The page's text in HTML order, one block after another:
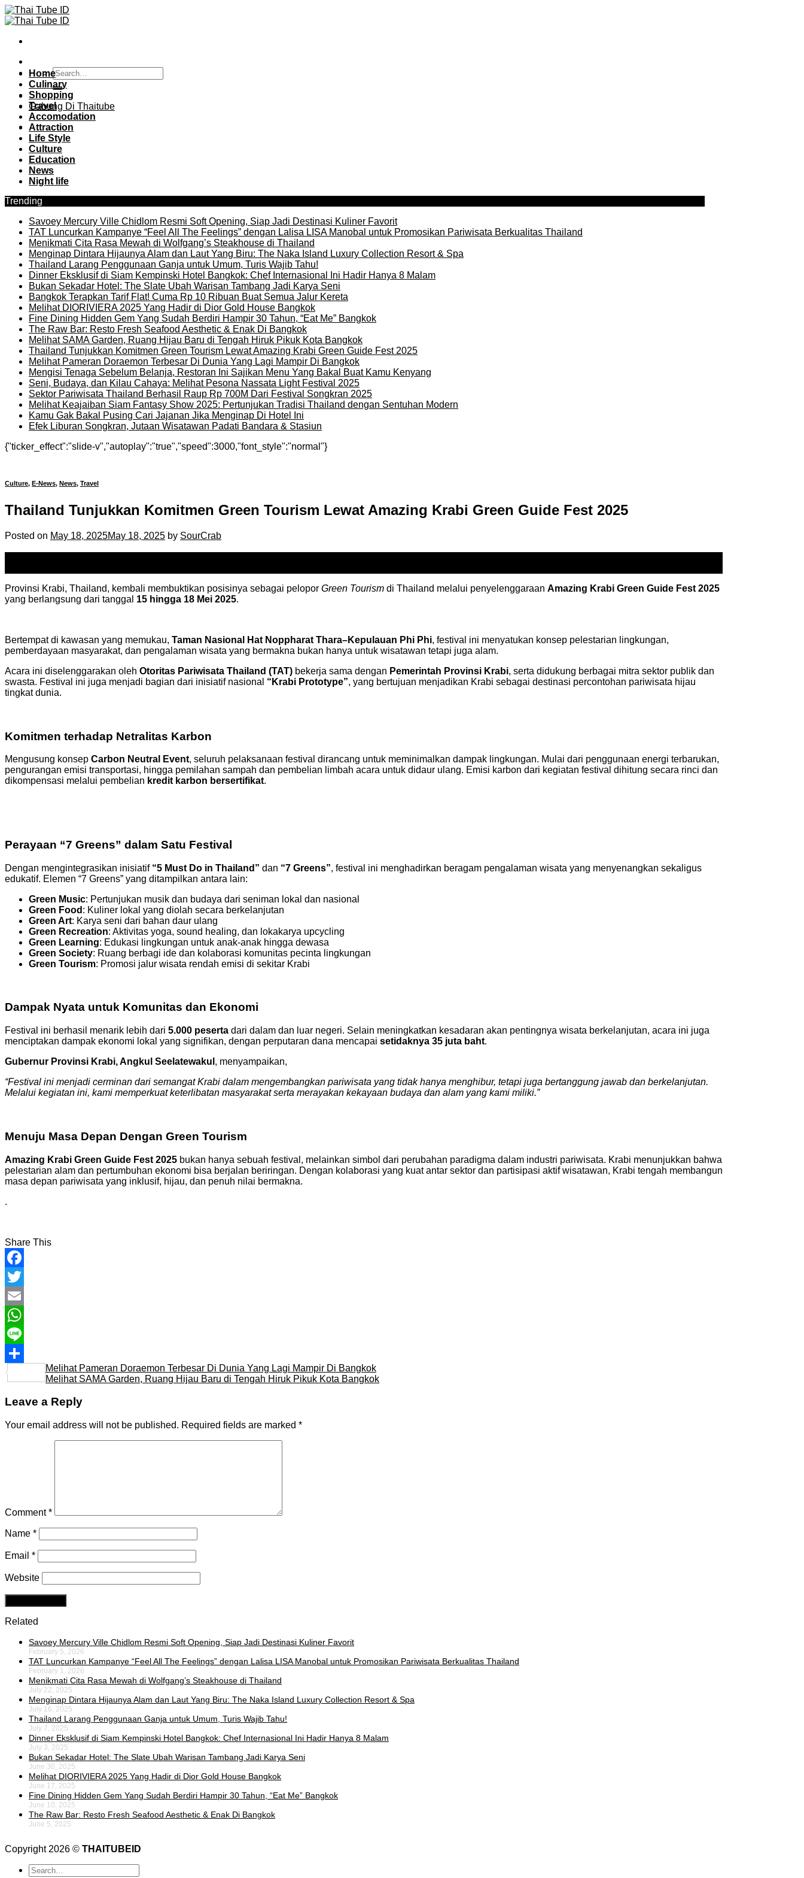
Skip
to
Gabung Di Thaitube
Home
Culinary
Shopping
Travel
Accomodation
Attraction
Life Style
Culture
Education
News
Night life
Trending
Savoey Mercury Ville Chidlom Resmi Soft Opening, Siap Jadi Destinasi Kuliner Favorit
TAT Luncurkan Kampanye “Feel All The Feelings” dengan Lalisa LISA Manobal untuk Promosikan Pariwisata Berkualitas Thailand
Menikmati Cita Rasa Mewah di Wolfgang’s Steakhouse di Thailand
Menginap Dintara Hijaunya Alam dan Laut Yang Biru: The Naka Island Luxury Collection Resort & Spa
Thailand Larang Penggunaan Ganja untuk Umum, Turis Wajib Tahu!
Dinner Eksklusif di Siam Kempinski Hotel Bangkok: Chef Internasional Ini Hadir Hanya 8 Malam
Bukan Sekadar Hotel: The Slate Ubah Warisan Tambang Jadi Karya Seni
Bangkok Terapkan Tarif Flat! Cuma Rp 10 Ribuan Buat Semua Jalur Kereta
Melihat DIORIVIERA 2025 Yang Hadir di Dior Gold House Bangkok
Fine Dining Hidden Gem Yang Sudah Berdiri Hampir 30 Tahun, “Eat Me” Bangkok
The Raw Bar: Resto Fresh Seafood Aesthetic & Enak Di Bangkok
Melihat SAMA Garden, Ruang Hijau Baru di Tengah Hiruk Pikuk Kota Bangkok
Thailand Tunjukkan Komitmen Green Tourism Lewat Amazing Krabi Green Guide Fest 2025
Melihat Pameran Doraemon Terbesar Di Dunia Yang Lagi Mampir Di Bangkok
Mengisi Tenaga Sebelum Belanja, Restoran Ini Sajikan Menu Yang Bakal Buat Kamu Kenyang
Seni, Budaya, dan Kilau Cahaya: Melihat Pesona Nassata Light Festival 2025
Sektor Pariwisata Thailand Berhasil Raup Rp 700M Dari Festival Songkran 2025
Melihat Keajaiban Siam Fantasy Show 2025: Pertunjukan Tradisi Thailand dengan Sentuhan Modern
Kamu Gak Bakal Pusing Cari Jajanan Jika Menginap Di Hotel Ini
Efek Liburan Songkran, Jutaan Wisatawan Padati Bandara & Stasiun
{"ticker_effect":"slide-v","autoplay":"true","speed":3000,"font_style":"normal"}
Culture, E-News, News, Travel
Thailand Tunjukkan Komitmen Green Tourism Lewat Amazing Krabi Green Guide Fest 2025
Posted on May 18, 2025May 18, 2025 by SourCrab
Provinsi Krabi, Thailand, kembali membuktikan posisinya sebagai pelopor Green Tourism di Thailand melalui penyelenggaraan Amazing Krabi Green Guide Fest 2025
yang berlangsung dari tanggal 15 hingga 18 Mei 2025.
Bertempat di kawasan yang memukau, Taman Nasional Hat Noppharat Thara–Kepulauan Phi Phi, festival ini menyatukan konsep pelestarian lingkungan,
pemberdayaan masyarakat, dan pengalaman wisata yang bermakna bukan hanya untuk wisatawan tetapi juga alam.
Acara ini diselenggarakan oleh Otoritas Pariwisata Thailand (TAT) bekerja sama dengan Pemerintah Provinsi Krabi, serta didukung berbagai mitra sektor publik dan
swasta. Festival ini juga menjadi bagian dari inisiatif nasional “Krabi Prototype”, yang bertujuan menjadikan Krabi sebagai destinasi percontohan pariwisata hijau
tingkat dunia.
Komitmen terhadap Netralitas Karbon
Mengusung konsep Carbon Neutral Event, seluruh pelaksanaan festival dirancang untuk meminimalkan dampak lingkungan. Mulai dari penggunaan energi terbarukan,
pengurangan emisi transportasi, hingga pemilahan sampah dan pembelian limbah acara untuk didaur ulang. Emisi karbon dari kegiatan festival dihitung secara rinci dan
dikompensasi melalui pembelian kredit karbon bersertifikat.
Perayaan “7 Greens” dalam Satu Festival
Dengan mengintegrasikan inisiatif “5 Must Do in Thailand” dan “7 Greens”, festival ini menghadirkan beragam pengalaman wisata yang menyenangkan sekaligus
edukatif. Elemen “7 Greens” yang ditampilkan antara lain:
Green Music: Pertunjukan musik dan budaya dari seniman lokal dan nasional
Green Food : Kuliner lokal yang diolah secara berkelanjutan
Green Art: Karya seni dari bahan daur ulang
Green Recreation: Aktivitas yoga, sound healing, dan lokakarya upcycling
Green Learning: Edukasi lingkungan untuk anak-anak hingga dewasa
Green Society: Ruang berbagi ide dan kolaborasi komunitas pecinta lingkungan
Green Tourism: Promosi jalur wisata rendah emisi di sekitar Krabi
Dampak Nyata untuk Komunitas dan Ekonomi
Festival ini berhasil menarik lebih dari 5.000 peserta dari dalam dan luar negeri. Selain meningkatkan kesadaran akan pentingnya wisata berkelanjutan, acara ini juga
menciptakan dampak ekonomi lokal yang signifikan, dengan perputaran dana mencapai setidaknya 35 juta baht.
Gubernur Provinsi Krabi, Angkul Seelatewakul , menyampaikan,
“Festival ini menjadi cerminan dari semangat Krabi dalam mengembangkan pariwisata yang tidak hanya menghibur, tetapi juga bertanggung jawab dan berkelanjutan.
Melalui kegiatan ini, kami memperkuat keterlibatan masyarakat serta merayakan kekayaan budaya dan alam yang kami miliki.”
Menuju Masa Depan Dengan Green Tourism
Amazing Krabi Green Guide Fest 2025 bukan hanya sebuah festival, melainkan simbol dari perubahan paradigma dalam industri pariwisata. Krabi menunjukkan bahwa
pelestarian alam dan pertumbuhan ekonomi bisa berjalan beriringan. Dengan kolaborasi yang kuat antar sektor dan partisipasi aktif wisatawan, Krabi tengah membangun
masa depan pariwisata yang inklusif, hijau, dan penuh nilai bermakna.
.
Share This
Facebook
Twitter
Email
WhatsApp
Line
Share
Melihat Pameran Doraemon Terbesar Di Dunia Yang Lagi Mampir Di Bangkok
Melihat SAMA Garden, Ruang Hijau Baru di Tengah Hiruk Pikuk Kota Bangkok
Leave a Reply
Your email address will not be published. Required fields are marked *
Comment*
Name *
Email *
Website
Related
Savoey Mercury Ville Chidlom Resmi Soft Opening, Siap Jadi Destinasi Kuliner Favorit
February 5, 2026
TAT Luncurkan Kampanye “Feel All The Feelings” dengan Lalisa LISA Manobal untuk Promosikan Pariwisata Berkualitas Thailand
February 1, 2026
Menikmati Cita Rasa Mewah di Wolfgang’s Steakhouse di Thailand
July 22, 2025
Menginap Dintara Hijaunya Alam dan Laut Yang Biru: The Naka Island Luxury Collection Resort & Spa
July 16, 2025
Thailand Larang Penggunaan Ganja untuk Umum, Turis Wajib Tahu!
July 7, 2025
Dinner Eksklusif di Siam Kempinski Hotel Bangkok: Chef Internasional Ini Hadir Hanya 8 Malam
July 3, 2025
Bukan Sekadar Hotel: The Slate Ubah Warisan Tambang Jadi Karya Seni
June 30, 2025
Melihat DIORIVIERA 2025 Yang Hadir di Dior Gold House Bangkok
June 17, 2025
Fine Dining Hidden Gem Yang Sudah Berdiri Hampir 30 Tahun, “Eat Me” Bangkok
June 10, 2025
The Raw Bar: Resto Fresh Seafood Aesthetic & Enak Di Bangkok
June 5, 2025
Copyright 2026 © THAITUBEID